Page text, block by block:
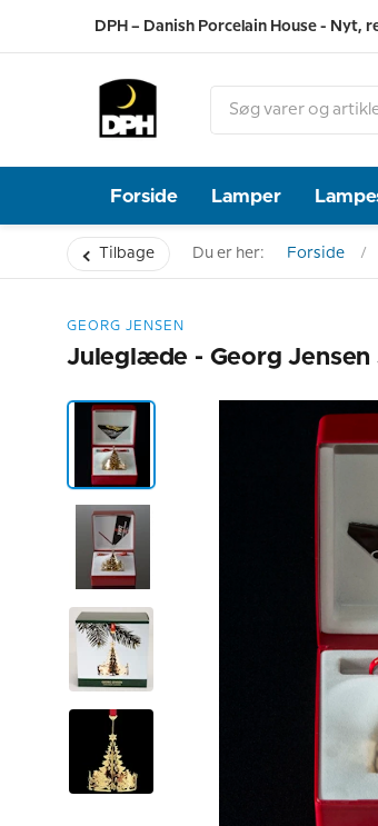
DPH – Danish Porcelain House - Nyt,
Forside Lamper
Tilbage Du er her: Forside
GEORG JENSEN
Juleglæde - Georg Jensen